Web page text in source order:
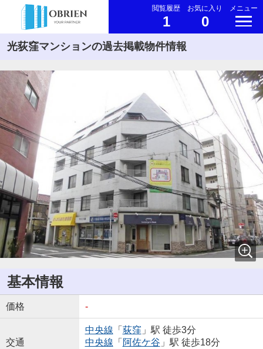
閲覧履歴
1
お気に入り
0
メニュー
光荻窪マンションの過去掲載物件情報
基本情報
価格 -
交通
中央線 「 荻窪 」駅 徒歩3分
中央線 「 阿佐ケ谷 」駅 徒歩18分